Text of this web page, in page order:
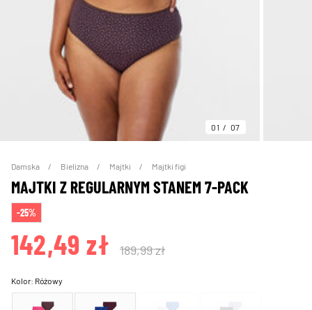
01 07
Damska Bielizna Majtki Majtki figi
MAJTKI Z REGULARNYM STANEM 7-PACK
-25%
142,49 zł 189,99 zł
Kolor: Różowy